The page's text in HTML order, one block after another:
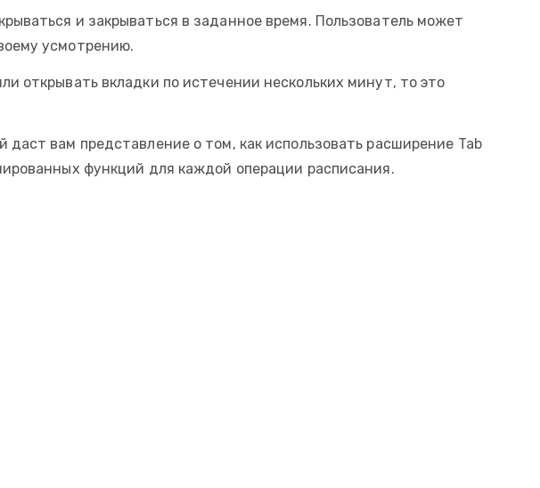
и закрываться в заданное время. Пользователь может
усмотрению.
открывать вкладки по истечении нескольких минут, то это
вам представление о том, как использовать расширение Tab
функций для каждой операции расписания.